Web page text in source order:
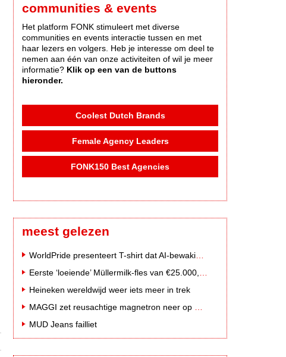
communities & events
Het platform FONK stimuleert met diverse
communities en events interactie tussen en met
haar lezers en volgers. Heb je interesse om deel te
nemen aan één van onze activiteiten of wil je meer
informatie? Klik op een van de buttons
hieronder.
Coolest Dutch Brands
Female Agency Leaders
FONK150 Best Agencies
meest gelezen
Heineken wereldwijd weer iets meer in trek
MUD Jeans failliet